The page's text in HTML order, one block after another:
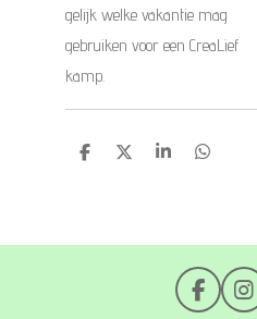
gelijk welke vakantie mag
gebruiken voor een CreaLief
kamp.
D
D
S
D
F
I